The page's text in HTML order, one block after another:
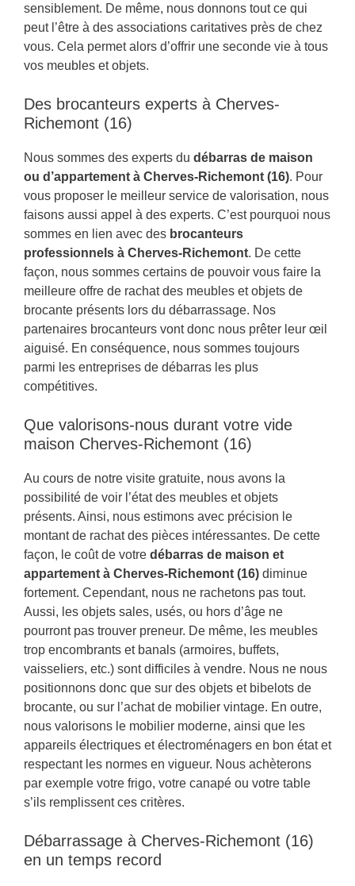
sensiblement. De même, nous donnons tout ce qui
peut l’être à des associations caritatives près de chez
vous. Cela permet alors d’offrir une seconde vie à tous
vos meubles et objets.
Des brocanteurs experts à Cherves-
Richemont (16)
Nous sommes des experts du débarras de maison
ou d’appartement à Cherves-Richemont (16). Pour
vous proposer le meilleur service de valorisation, nous
faisons aussi appel à des experts. C’est pourquoi nous
sommes en lien avec des brocanteurs
professionnels à Cherves-Richemont. De cette
façon, nous sommes certains de pouvoir vous faire la
meilleure offre de rachat des meubles et objets de
brocante présents lors du débarrassage. Nos
partenaires brocanteurs vont donc nous prêter leur œil
aiguisé. En conséquence, nous sommes toujours
parmi les entreprises de débarras les plus
compétitives.
Que valorisons-nous durant votre vide
maison Cherves-Richemont (16)
Au cours de notre visite gratuite, nous avons la
possibilité de voir l’état des meubles et objets
présents. Ainsi, nous estimons avec précision le
montant de rachat des pièces intéressantes. De cette
façon, le coût de votre débarras de maison et
appartement à Cherves-Richemont (16) diminue
fortement. Cependant, nous ne rachetons pas tout.
Aussi, les objets sales, usés, ou hors d’âge ne
pourront pas trouver preneur. De même, les meubles
trop encombrants et banals (armoires, buffets,
vaisseliers, etc.) sont difficiles à vendre. Nous ne nous
positionnons donc que sur des objets et bibelots de
brocante, ou sur l’achat de mobilier vintage. En outre,
nous valorisons le mobilier moderne, ainsi que les
appareils électriques et électroménagers en bon état et
respectant les normes en vigueur. Nous achèterons
par exemple votre frigo, votre canapé ou votre table
s’ils remplissent ces critères.
Débarrassage à Cherves-Richemont (16)
en un temps record